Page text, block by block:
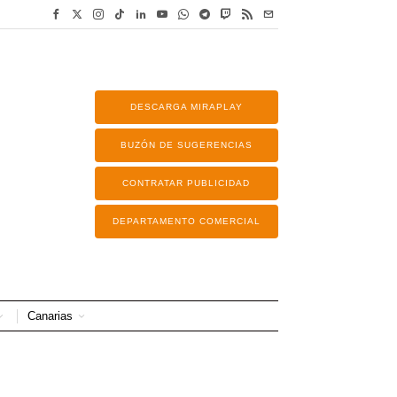
DESCARGA MIRAPLAY
BUZÓN DE SUGERENCIAS
CONTRATAR PUBLICIDAD
DEPARTAMENTO COMERCIAL
Canarias